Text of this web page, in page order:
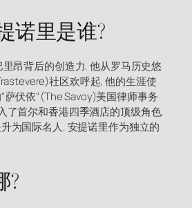
诺里是谁?
里昂背后的创造力. 他从罗马历史悠
社区欢呼起, 他的生涯使
萨伏依"(The Savoy)美国律师事务
了首尔和香港四季酒店的顶级角色,
为国际名人. 安提诺里作为独立的
?